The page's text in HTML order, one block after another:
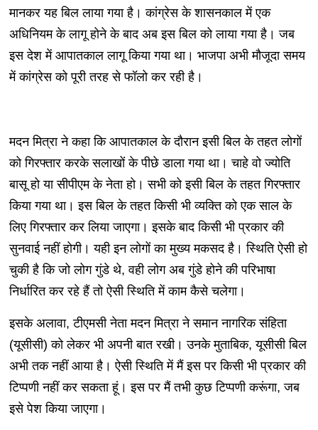
मानकर यह बिल लाया गया है। कांग्रेस के शासनकाल में एक
अधिनियम के लागू होने के बाद अब इस बिल को लाया गया है। जब
इस देश में आपातकाल लागू किया गया था। भाजपा अभी मौजूदा समय
में कांग्रेस को पूरी तरह से फॉलो कर रही है।
मदन मित्रा ने कहा कि आपातकाल के दौरान इसी बिल के तहत लोगों
को गिरफ्तार करके सलाखों के पीछे डाला गया था। चाहे वो ज्योति
बासू हो या सीपीएम के नेता हो। सभी को इसी बिल के तहत गिरफ्तार
किया गया था। इस बिल के तहत किसी भी व्यक्ति को एक साल के
लिए गिरफ्तार कर लिया जाएगा। इसके बाद किसी भी प्रकार की
सुनवाई नहीं होगी। यही इन लोगों का मुख्य मकसद है। स्थिति ऐसी हो
चुकी है कि जो लोग गुंडे थे, वही लोग अब गुंडे होने की परिभाषा
निर्धारित कर रहे हैं तो ऐसी स्थिति में काम कैसे चलेगा।
इसके अलावा, टीएमसी नेता मदन मित्रा ने समान नागरिक संहिता
(यूसीसी) को लेकर भी अपनी बात रखी। उनके मुताबिक, यूसीसी बिल
अभी तक नहीं आया है। ऐसी स्थिति में मैं इस पर किसी भी प्रकार की
टिप्पणी नहीं कर सकता हूं। इस पर मैं तभी कुछ टिप्पणी करूंगा, जब
इसे पेश किया जाएगा।